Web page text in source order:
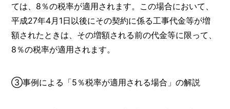
ては、8％の税率が適用されます。この場合において、
平成27年4月1日以後にその契約に係る工事代金等が増
額されたときは、その増額される前の代金等に限って、
8％の税率が適用されます。
③事例による「5％税率が適用される場合」の解説